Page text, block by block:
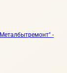
-